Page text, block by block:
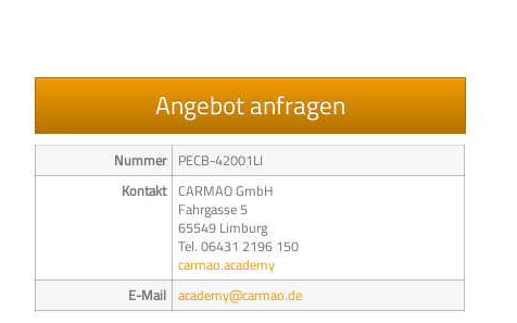
Angebot anfragen
Nummer PECB-42001LI
Kontakt CARMAO GmbH
Fahrgasse 5
65549 Limburg
Tel. 06431 2196 150
carmao.academy
E-Mail academy@carmao.de